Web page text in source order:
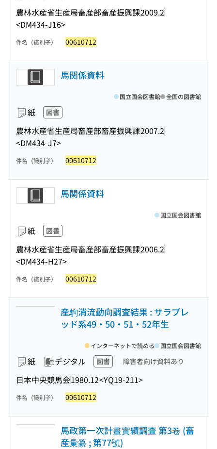
農林水産省生産局畜産部畜産振興課2009.2
<DM434-J16>
件名（識別子） 00610712
馬関係資料
紙 図書
農林水産省生産局畜産部畜産振興課2007.2
<DM434-J7>
国立国会図書館 全国の図書館
件名（識別子） 00610712
馬関係資料
紙 図書
農林水産省生産局畜産部畜産振興課2006.2
<DM434-H27>
国立国会図書館
件名（識別子） 00610712
産駒消流動向調査結果 : サラブレ
ッド系49・50・51・52年生
紙 デジタル 図書 障害者向け資料あり
日本中央競馬会1980.12<YQ19-211>
インターネットで読める 国立国会図書館
件名（識別子） 00610712
馬政第一次計畫實績調査 第3卷 (畜
産彙纂 ; 第77號)